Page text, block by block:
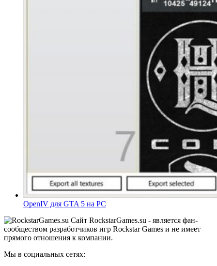
OpenIV для GTA 5 на PC
Сайт RockstarGames.su - является фан-
сообществом разработчиков игр Rockstar Games и не имеет
прямого отношения к компании.
Мы в социальных сетях: